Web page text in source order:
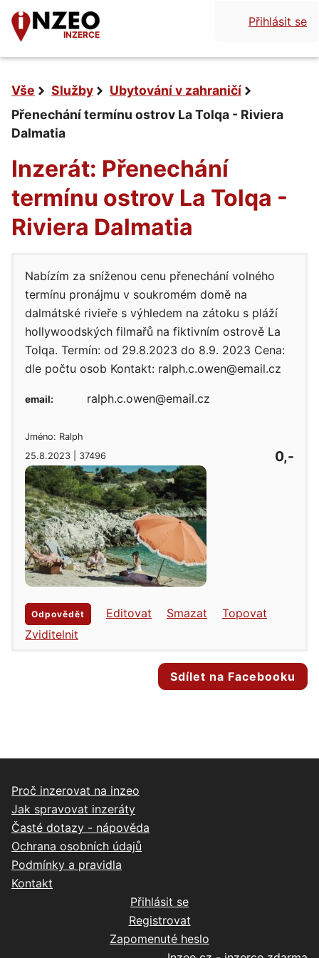
INZERCE
Přihlásit se
Vše Služby
Ubytování v zahraničí
Přenechání termínu ostrov La Tolqa - Riviera
Dalmatia
Inzerát: Přenechání
termínu ostrov La Tolqa -
Riviera Dalmatia
Nabízím za sníženou cenu přenechání volného
termínu pronájmu v soukromém domě na
dalmátské rivieře s výhledem na zátoku s pláží
hollywoodských filmařů na fiktivním ostrově La
Tolqa. Termín: od 29.8.2023 do 8.9. 2023 Cena:
dle počtu osob Kontakt: ralph.c.owen@email.cz
Jméno: Ralph
25.8.2023 | 37496
0,-
email: ralph.c.owen@email.cz
Odpovědět Editovat Smazat
Topovat
Zviditelnit
Sdílet na Facebooku
Proč inzerovat na inzeo
Jak spravovat inzeráty
Časté dotazy - nápověda
Ochrana osobních údajů
Podmínky a pravidla
Kontakt
Přihlásit se
Registrovat
Zapomenuté heslo